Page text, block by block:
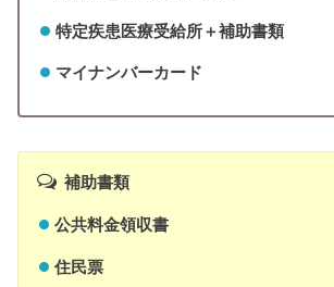
特定疾患医療受給所＋補助書類
マイナンバーカード
補助書類
公共料金領収書
住民票